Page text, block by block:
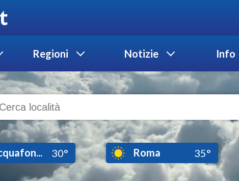
Regioni Notizie Info
30° Roma 35°